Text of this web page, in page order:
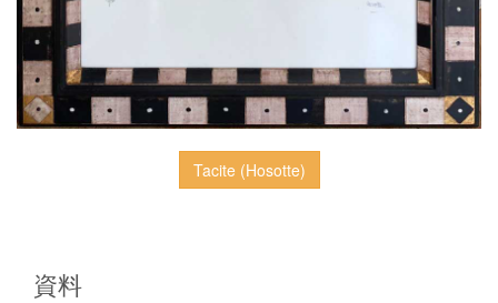
Tacite (Hosotte)
資料